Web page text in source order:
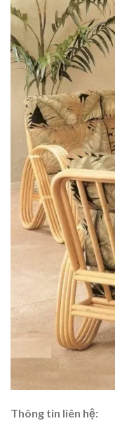
Thông tin liên hệ: